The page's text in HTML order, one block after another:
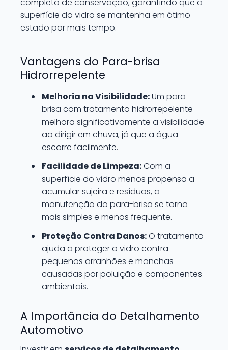
superfície do vidro se mantenha em ótimo
estado por mais tempo.
Vantagens do Para-brisa
Hidrorrepelente
Melhoria na Visibilidade:Um para-
brisa com tratamento hidrorrepelente
melhora significativamente a visibilidade
ao dirigir em chuva, já que a água
escorre facilmente.
Facilidade de Limpeza:Com a
superfície do vidro menos propensa a
acumular sujeira e resíduos, a
manutenção do para-brisa se torna
mais simples e menos frequente.
Proteção Contra Danos:O tratamento
ajuda a proteger o vidro contra
pequenos arranhões e manchas
causadas por poluição e componentes
ambientais.
A Importância do Detalhamento
Automotivo